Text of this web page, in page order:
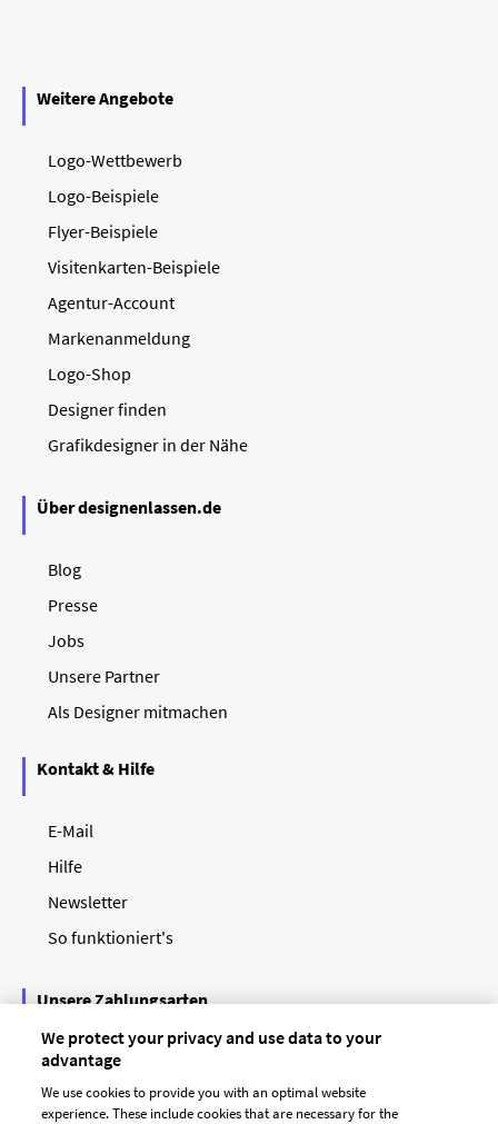
Weitere Angebote
Logo-Wettbewerb
Logo-Beispiele
Flyer-Beispiele
Visitenkarten-Beispiele
Agentur-Account
Markenanmeldung
Logo-Shop
Designer finden
Grafikdesigner in der Nähe
Über designenlassen.de
Blog
Presse
Jobs
Unsere Partner
Als Designer mitmachen
Kontakt & Hilfe
E-Mail
Hilfe
Newsletter
So funktioniert's
Unsere Zahlungsarten
We protect your privacy and use data to your
advantage
We use cookies to provide you with an optimal website
experience. These include cookies that are necessary for the